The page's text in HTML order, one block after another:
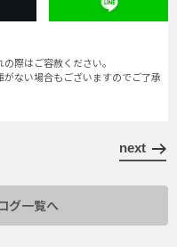
際はご容赦ください。
ない場合もございますのでご了承
next
グ一覧へ